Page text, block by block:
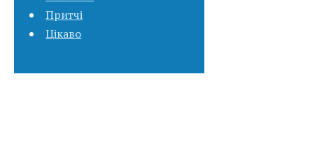
Притчі
Цікаво